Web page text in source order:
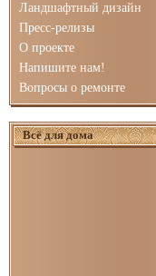
Ландшафтный дизайн
Пресс-релизы
О проекте
Напишите нам!
Вопросы о ремонте
Всё для дома